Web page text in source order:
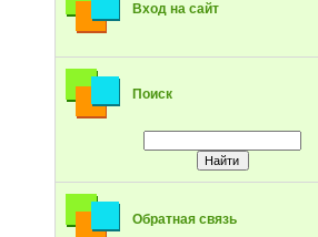
Вход на сайт
Поиск
Обратная связь